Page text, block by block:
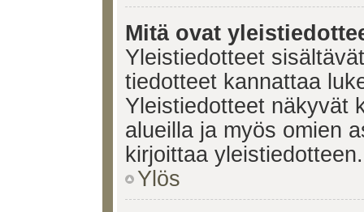
Mitä ovat
Yleistiedotteet
tiedotteet kannattaa
Yleistiedotteet näkyvät
alueilla ja myös omien
kirjoittaa
Ylös